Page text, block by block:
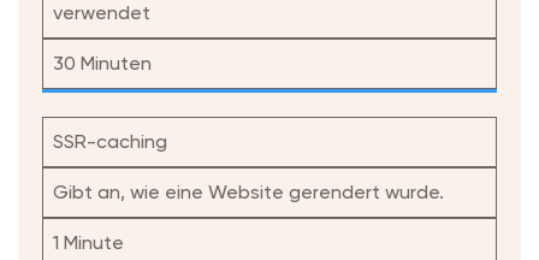
verwendet
30 Minuten
SSR-caching
Gibt an, wie eine Website gerendert wurde.
1 Minute